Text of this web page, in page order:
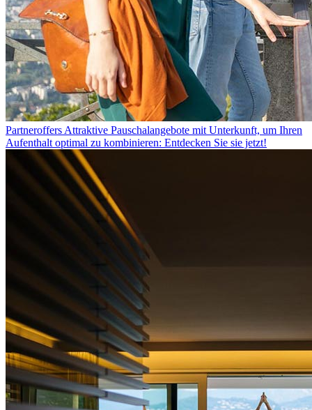
Partneroffers Attraktive Pauschalangebote mit Unterkunft, um Ihren
Aufenthalt optimal zu kombinieren: Entdecken Sie sie jetzt!